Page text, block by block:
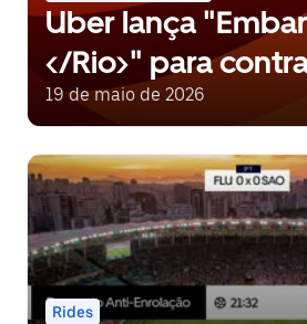
Uber lança
</Rio>" para
primeiros
19 de maio de 2026
Rides